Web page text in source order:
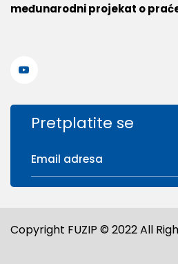
međunarodni projekat o
Pretplatite se
Copyright FUZIP © 2022 All